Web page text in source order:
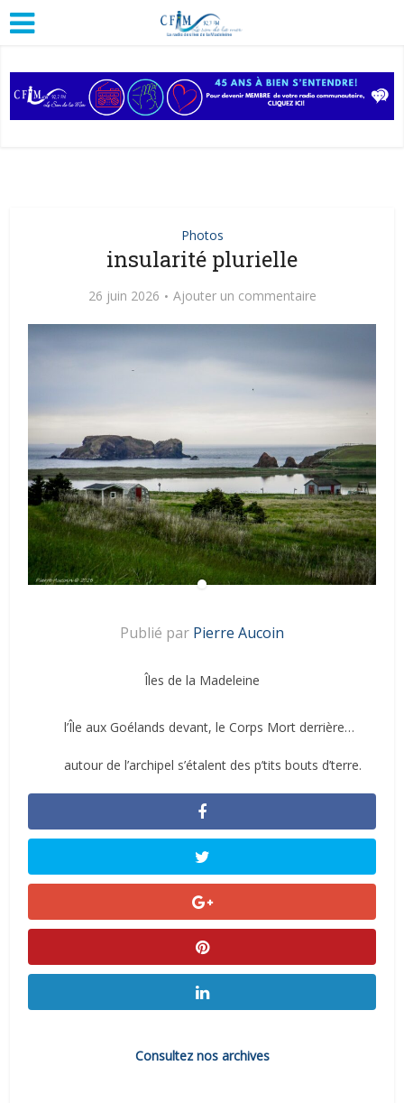
Photos
insularité plurielle
26 juin 2026 Ajouter un commentaire
Publié par Pierre Aucoin
Îles de la Madeleine
l’Île aux Goélands devant, le Corps Mort derrière…
autour de l’archipel s’étalent des p’tits bouts d’terre.
Consultez nos archives